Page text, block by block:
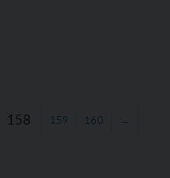
158 159 160 →